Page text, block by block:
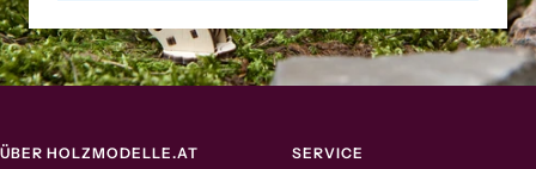
ÜBER HOLZMODELLE.AT SERVICE